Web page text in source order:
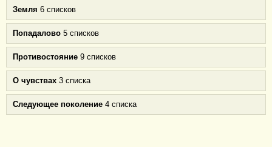
Земля 6 списков
Попадалово 5 списков
Противостояние 9 списков
О чувствах 3 списка
Следующее поколение 4 списка